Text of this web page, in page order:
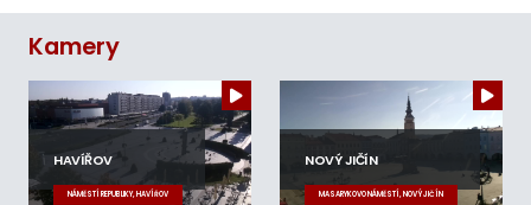
Kamery
HAVÍŘOV
NÁMĚSTÍ REPUBLIKY, HAVÍŘOV
NOVÝ JIČÍN
MASARYKOVO NÁMĚSTÍ, NOVÝ JIČÍN